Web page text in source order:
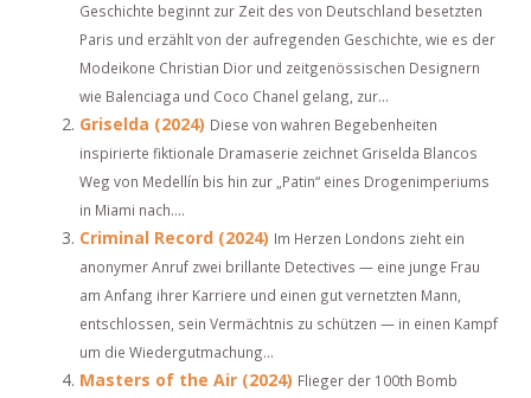
Geschichte beginnt zur Zeit des von Deutschland besetzten
Paris und erzählt von der aufregenden Geschichte, wie es der
Modeikone Christian Dior und zeitgenössischen Designern
wie Balenciaga und Coco Chanel gelang, zur...
Griselda (2024) Diese von wahren Begebenheiten
inspirierte fiktionale Dramaserie zeichnet Griselda Blancos
Weg von Medellín bis hin zur „Patin“ eines Drogenimperiums
in Miami nach....
Criminal Record (2024) Im Herzen Londons zieht ein
anonymer Anruf zwei brillante Detectives — eine junge Frau
am Anfang ihrer Karriere und einen gut vernetzten Mann,
entschlossen, sein Vermächtnis zu schützen — in einen Kampf
um die Wiedergutmachung...
Masters of the Air (2024) Flieger der 100th Bomb